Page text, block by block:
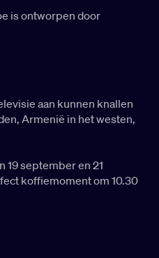
is ontworpen door
aan kunnen knallen
Armenië in het westen,
19 september en 21
koffiemoment om 10.30